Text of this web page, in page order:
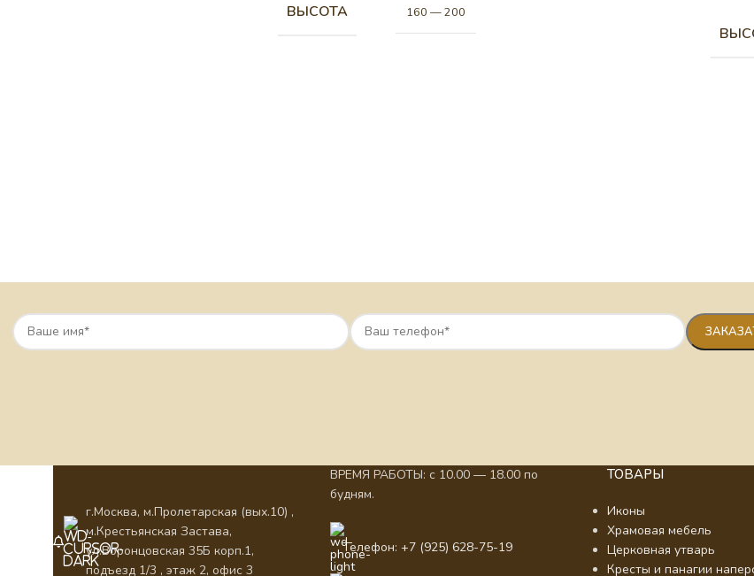
ВЫСОТА 160 — 200
г.Москва, м.Пролетарская (вых.10) ,
м.Крестьянская Застава,
ул.Воронцовская 35Б корп.1,
подъезд 1/3 , этаж 2, офис 3
ВРЕМЯ РАБОТЫ: с 10.00 — 18.00 по
будням.
Телефон: +7 (925) 628-75-19
ТОВАРЫ
Иконы
Храмовая мебель
Церковная утварь
Кресты и панагии